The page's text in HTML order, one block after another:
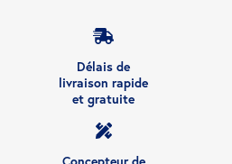
Délais de
livraison rapide
et gratuite